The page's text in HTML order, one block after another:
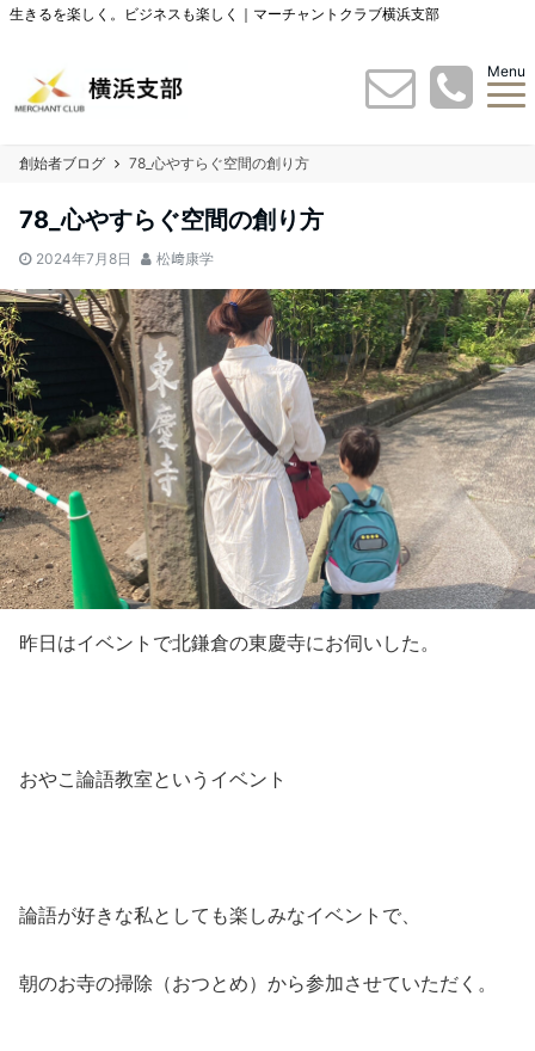
生きるを楽しく。ビジネスも楽しく｜マーチャントクラブ横浜支部
Menu
創始者ブログ 78_心やすらぐ空間の創り方
78_心やすらぐ空間の創り方
2024年7月8日 松﨑康学
昨日はイベントで北鎌倉の東慶寺にお伺いした。
おやこ論語教室というイベント
論語が好きな私としても楽しみなイベントで、
朝のお寺の掃除（おつとめ）から参加させていただく。